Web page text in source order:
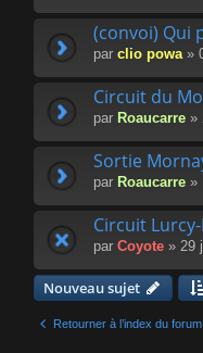
(convoi) Qui
par clio powa»
Circuit du
par Roaucarre »
Sortie
par Roaucarre »
Circuit
par Coyote » 29
Nouveau sujet
Retourner à l’index du forum